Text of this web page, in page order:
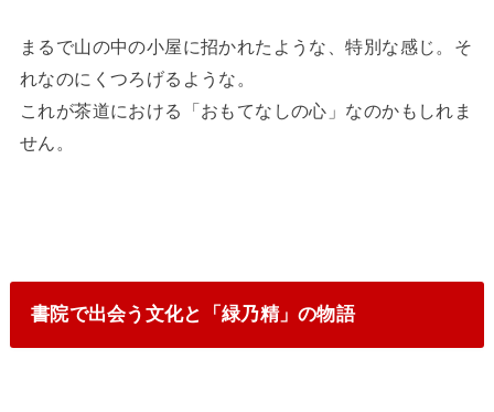
まるで山の中の小屋に招かれたような、特別な感じ。そ
れなのにくつろげるような。
これが茶道における「おもてなしの心」なのかもしれま
せん。
書院で出会う文化と「緑乃精」の物語